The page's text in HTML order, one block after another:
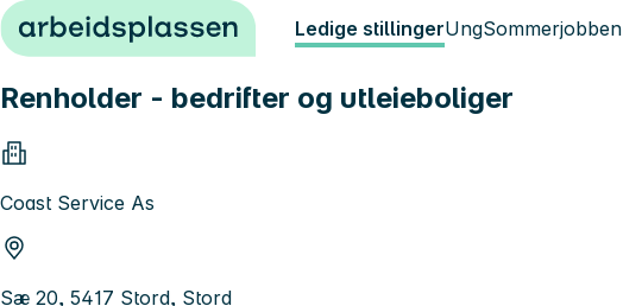
Hopp til innhold Ledige stillingerUngSommerjobben
Renholder - bedrifter og utleieboliger
Coast Service As
Sæ 20, 5417 Stord, Stord